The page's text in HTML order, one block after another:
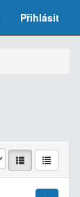
Přihlásit